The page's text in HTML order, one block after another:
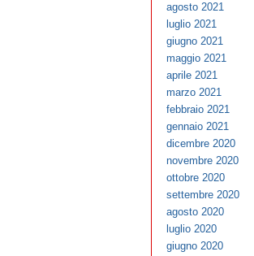
agosto 2021
luglio 2021
giugno 2021
maggio 2021
aprile 2021
marzo 2021
febbraio 2021
gennaio 2021
dicembre 2020
novembre 2020
ottobre 2020
settembre 2020
agosto 2020
luglio 2020
giugno 2020